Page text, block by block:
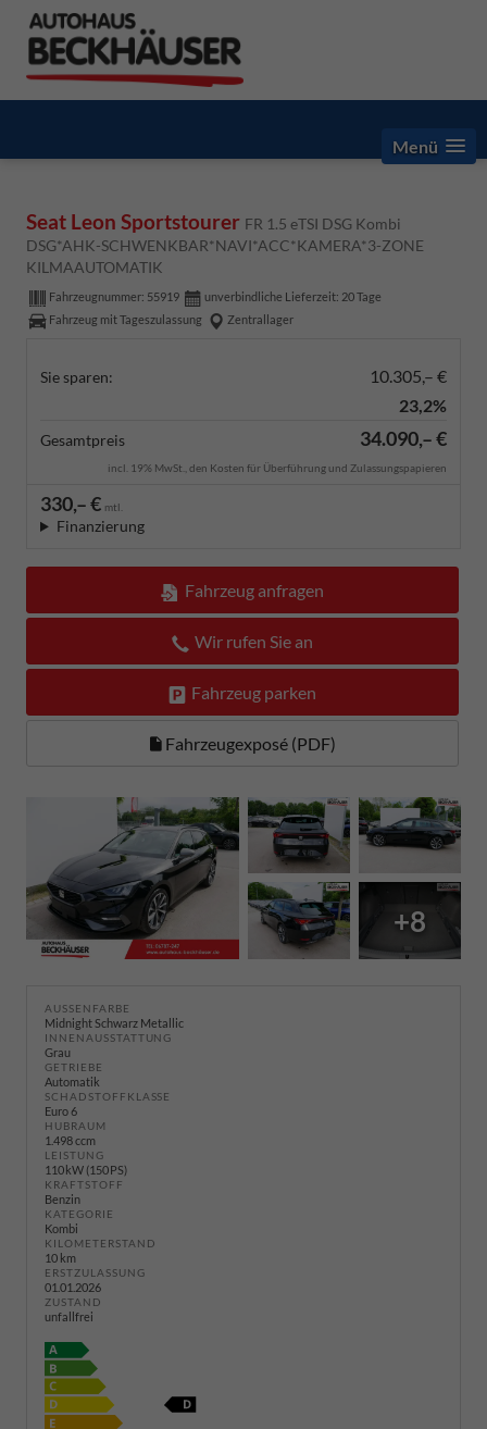
Menü
Seat Leon Sportstourer FR 1.5 eTSI DSG Kombi
DSG*AHK-SCHWENKBAR*NAVI*ACC*KAMERA*3-ZONE
KILMAAUTOMATIK
Fahrzeugnummer: 55919 unverbindliche Lieferzeit: 20 Tage
Fahrzeug mit Tageszulassung
Zentrallager
Sie sparen:
10.305,– €
23,2%
Gesamtpreis 34.090,– €
incl. 19% MwSt., den Kosten für Überführung und Zulassungspapieren
330,– € mtl.
Finanzierung
Fahrzeug anfragen
Wir rufen Sie an
Fahrzeug parken
Fahrzeugexposé (PDF)
+8
AUSSENFARBE
Midnight Schwarz Metallic
INNENAUSSTATTUNG
Grau
GETRIEBE
Automatik
SCHADSTOFFKLASSE
Euro 6
HUBRAUM
1.498 ccm
LEISTUNG
110 kW (150 PS)
KRAFTSTOFF
Benzin
KATEGORIE
Kombi
KILOMETERSTAND
10 km
ERSTZULASSUNG
01.01.2026
ZUSTAND
unfallfrei